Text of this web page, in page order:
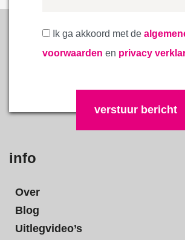
Ik ga akkoord met de
voorwaarden en privacy
info
Over
Blog
Uitlegvideo’s